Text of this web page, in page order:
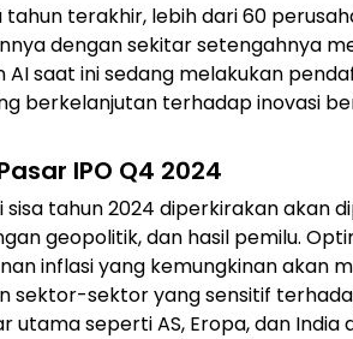
tahun terakhir, lebih dari 60
dengan sekitar setengahnya
AI saat ini sedang melakukan
berkelanjutan terhadap inovasi
IPO Q4 2024
sisa tahun 2024 diperkirakan akan
geopolitik, dan hasil pemilu.
inflasi yang kemungkinan akan
sektor-sektor yang sensitif
utama seperti AS, Eropa, dan India